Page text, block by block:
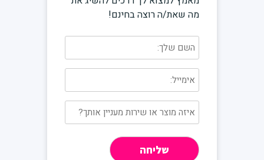
מה שאת/ה רוצה בחינם!